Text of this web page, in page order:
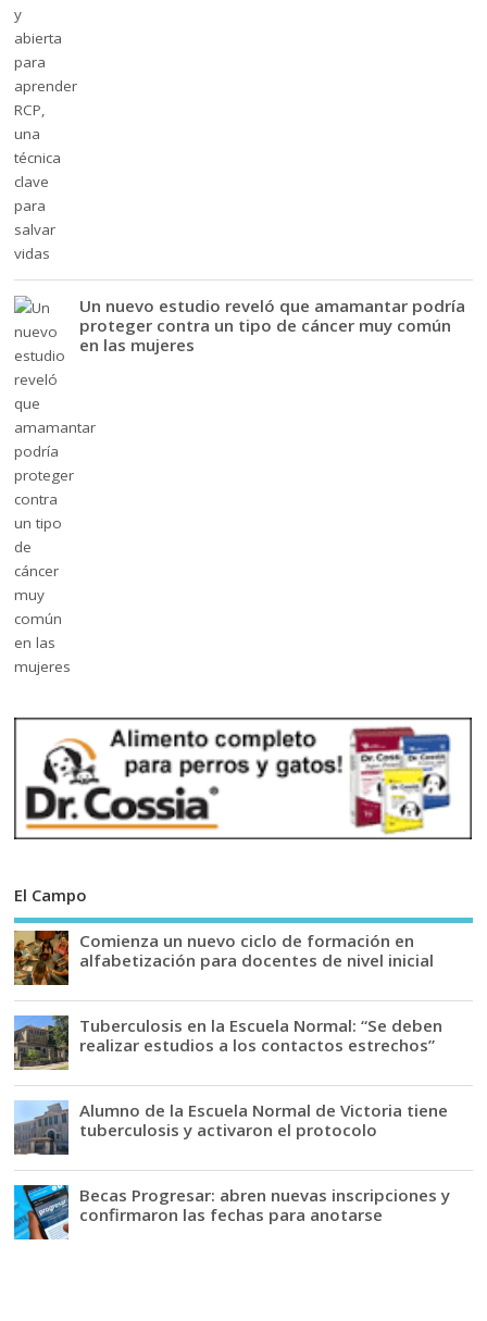
Un nuevo estudio reveló que amamantar podría
proteger contra un tipo de cáncer muy común
en las mujeres
El Campo
Comienza un nuevo ciclo de formación en
alfabetización para docentes de nivel inicial
Tuberculosis en la Escuela Normal: “Se deben
realizar estudios a los contactos estrechos”
Alumno de la Escuela Normal de Victoria tiene
tuberculosis y activaron el protocolo
Becas Progresar: abren nuevas inscripciones y
confirmaron las fechas para anotarse